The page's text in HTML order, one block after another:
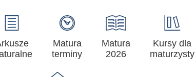
Matura
terminy
Matura
2026
Kursy dla
maturzysty